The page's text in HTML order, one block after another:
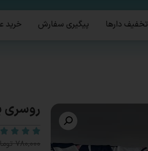
تخفیف دارها پیگیری سفارش خرید
روسری
۷۸۰,۰۰۰